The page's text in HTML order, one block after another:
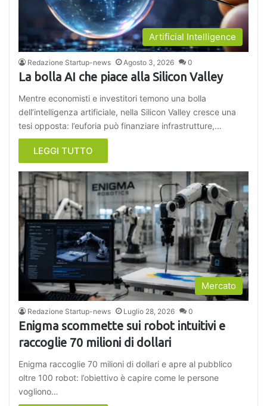
Artificial Intelligence
Redazione Startup-news Agosto 3, 2026 0
La bolla AI che piace alla Silicon Valley
Mentre economisti e investitori temono una bolla
dell’intelligenza artificiale, nella Silicon Valley cresce una
tesi opposta: l’euforia può finanziare infrastrutture,…
LEGGI TUTTO
Mercato
Redazione Startup-news Luglio 28, 2026 0
Enigma scommette sui robot intuitivi e
raccoglie 70 milioni di dollari
Enigma raccoglie 70 milioni di dollari e apre al pubblico
oltre 100 robot: l’obiettivo è capire come le persone
vogliono…